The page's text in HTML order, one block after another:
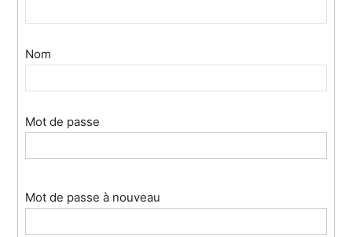
Nom
Mot de passe
Mot de passe à nouveau